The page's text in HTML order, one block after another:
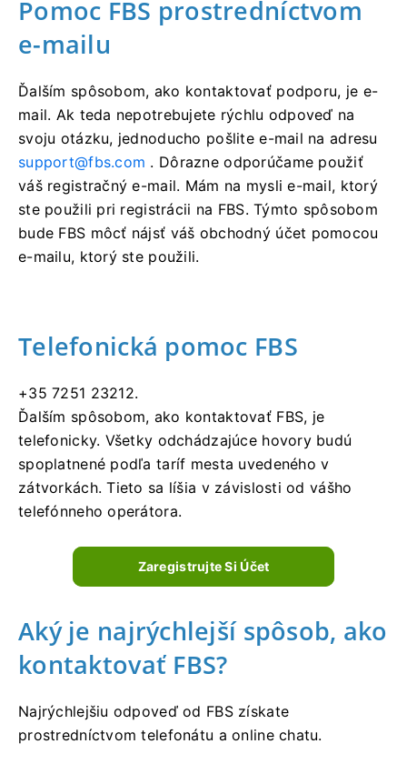
Pomoc FBS prostredníctvom
e-mailu
Ďalším spôsobom, ako kontaktovať podporu, je e-
mail. Ak teda nepotrebujete rýchlu odpoveď na
svoju otázku, jednoducho pošlite e-mail na adresu
support@fbs.com . Dôrazne odporúčame použiť
váš registračný e-mail. Mám na mysli e-mail, ktorý
ste použili pri registrácii na FBS. Týmto spôsobom
bude FBS môcť nájsť váš obchodný účet pomocou
e-mailu, ktorý ste použili.
Telefonická pomoc FBS
+35 7251 23212.
Ďalším spôsobom, ako kontaktovať FBS, je
telefonicky. Všetky odchádzajúce hovory budú
spoplatnené podľa taríf mesta uvedeného v
zátvorkách. Tieto sa líšia v závislosti od vášho
telefónneho operátora.
Zaregistrujte Si Účet
Aký je najrýchlejší spôsob, ako
kontaktovať FBS?
Najrýchlejšiu odpoveď od FBS získate
prostredníctvom telefonátu a online chatu.